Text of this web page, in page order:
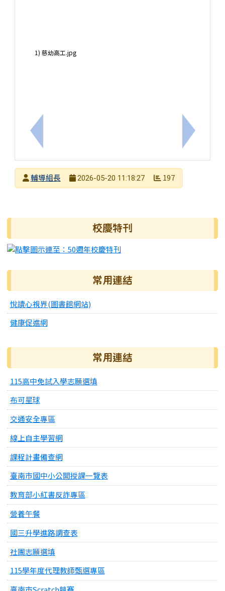
上一筆：轉知臺南二中115學年度高一新生實驗班招生甄
1) 慈幼高工.jpg
下一筆：
發布者
輔導組長
2026-05-20 11:18:27 197
右邊區域內容 校慶特刊
常用連結
悅讀心視界(圖書館網站)
健康促進網
常用連結
115高中免試入學志願選填
布可星球
交通安全專區
線上自主學習網
課程計畫備查網
臺南市國中小公開授課一覽表
教育部小紅書反詐專區
營養午餐
國三升學進路調查表
社團志願選填
115學年度代理教師甄選專區